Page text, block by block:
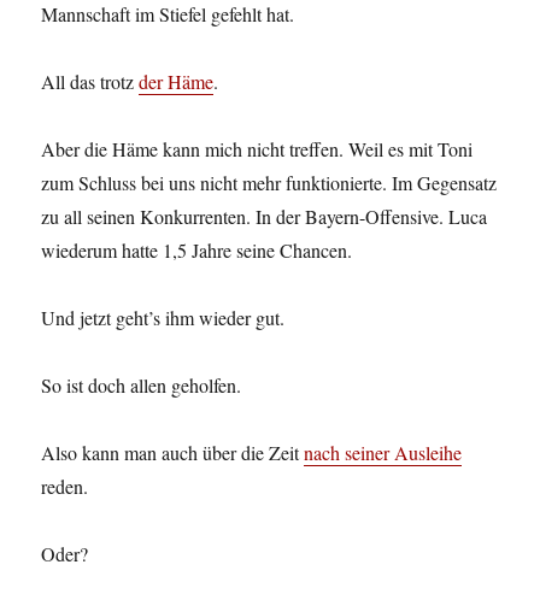
Mannschaft im Stiefel gefehlt hat.
All das trotzder Häme.
Aber die Häme kann mich nicht treffen. Weil es mit Toni
zum Schluss bei uns nicht mehr funktionierte. Im Gegensatz
zu all seinen Konkurrenten. In der Bayern-Offensive. Luca
wiederum hatte 1,5 Jahre seine Chancen.
Und jetzt geht’s ihm wieder gut.
So ist doch allen geholfen.
Also kann man auch über die Zeitnach seiner Ausleihe
reden.
Oder?